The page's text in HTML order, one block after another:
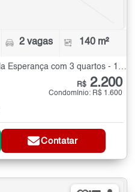
2 vagas 140 m²
Apartamento para Alugar na Vila Esperança com 3 quartos - 140 m²
R$ 2.200
Condomínio: R$ 1.600
Contatar